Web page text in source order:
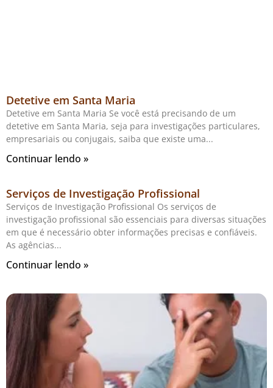
Detetive em Santa Maria
Detetive em Santa Maria Se você está precisando de um
detetive em Santa Maria, seja para investigações particulares,
empresariais ou conjugais, saiba que existe uma
Continuar lendo »
Serviços de Investigação Profissional
Serviços de Investigação Profissional Os serviços de
investigação profissional são essenciais para diversas situações
em que é necessário obter informações precisas e confiáveis.
As agências
Continuar lendo »